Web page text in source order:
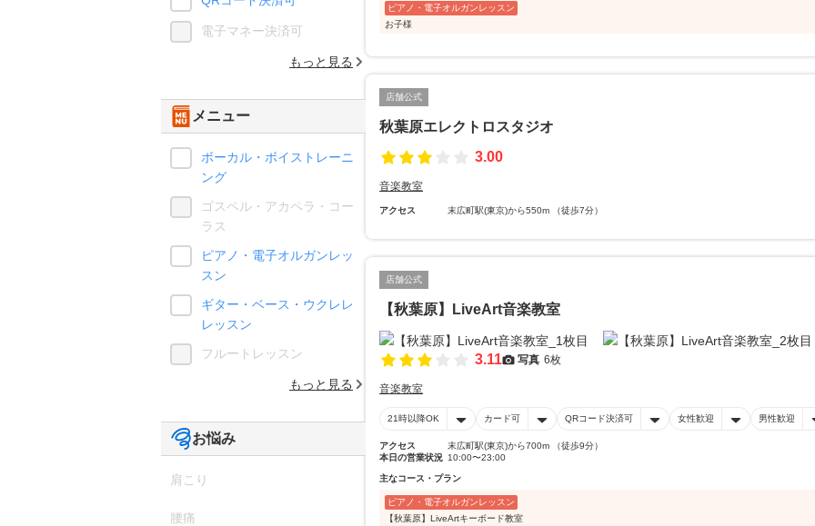
ピアノ・電子オルガンレッスン
お子様
店舗公式
秋葉原エレクトロスタジオ
3.00
音楽教室
アクセス 末広町駅(東京)から550m （徒歩7分）
店舗公式
【秋葉原】LiveArt音楽教室
3.11 写真 6枚
音楽教室
21時以降OK カード可 QRコード決済可 女性歓迎 男性歓迎
アクセス
末広町駅(東京)から700m （徒歩9分）
本日の営業状況 10:00〜23:00
主なコース・プラン
ピアノ・電子オルガンレッスン
【秋葉原】LiveArtキーボード教室
電子マネー決済可
もっと見る
メニュー
ボーカル・ボイストレーニ
ング
ゴスペル・アカペラ・コー
ラス
ピアノ・電子オルガンレッ
スン
ギター・ベース・ウクレレ
レッスン
フルートレッスン
もっと見る
お悩み
肩こり
腰痛